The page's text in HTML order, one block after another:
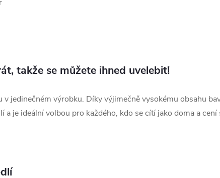
takže se můžete ihned uvelebit!
jedinečném výrobku. Díky výjimečně vysokému obsahu
je ideální volbou pro každého, kdo se cítí jako doma a